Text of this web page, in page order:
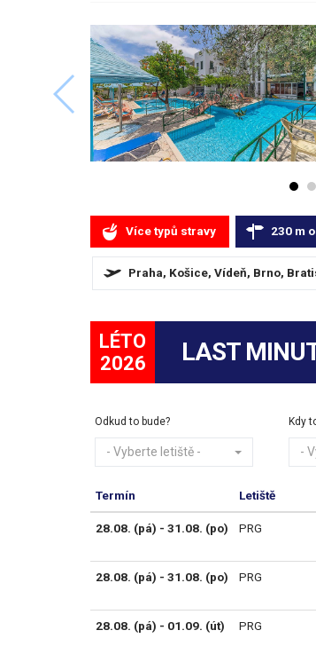
Více typů stravy 230 m
Praha, Košice, Vídeň, Brno,
LÉTO
2026
LAST
Odkud to bude?
- Vyberte letiště -
Kdy
-
Termín Letiště
28.08. (pá) - 31.08. (po) PRG
28.08. (pá) - 31.08. (po) PRG
28.08. (pá) - 01.09. (út) PRG